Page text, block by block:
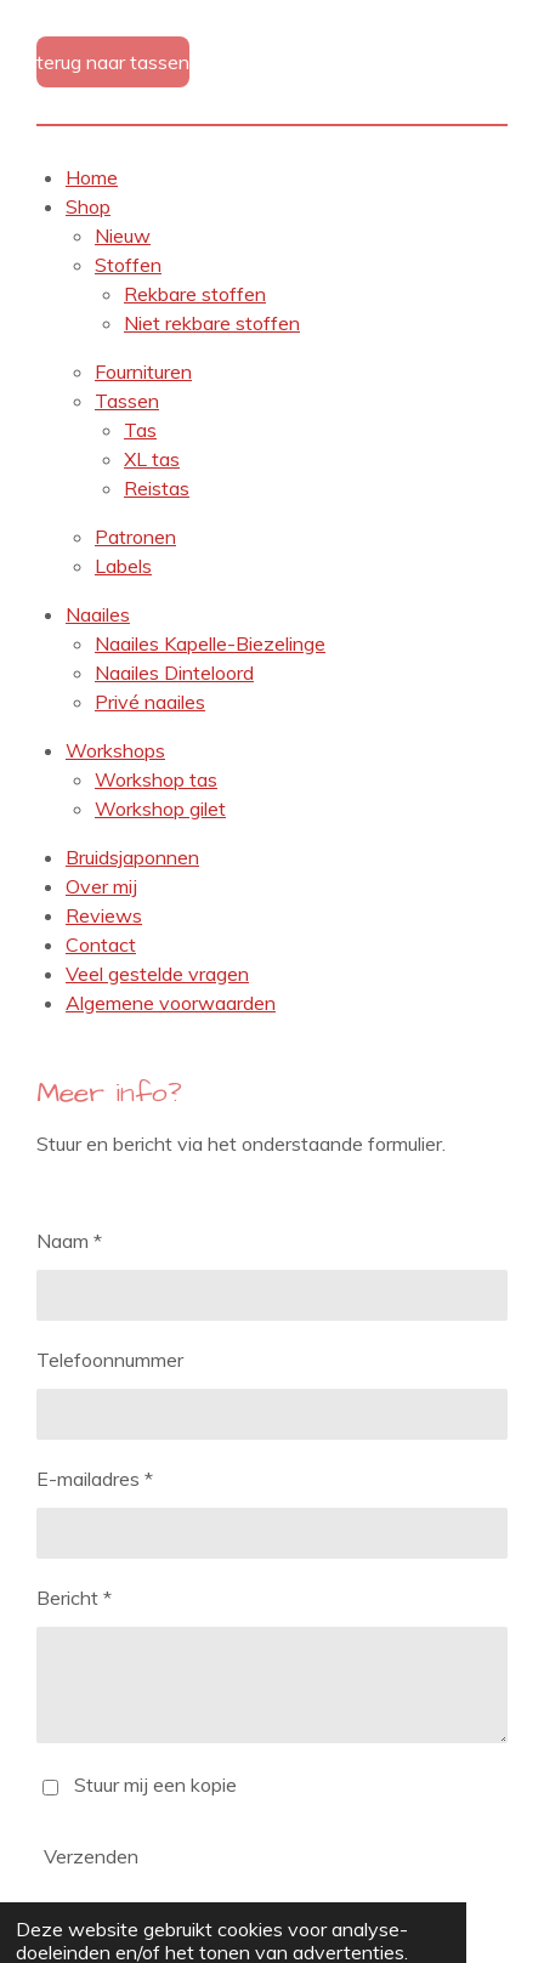
Deze website gebruikt cookies voor analyse-
doeleinden en/of het tonen van advertenties.
terug naar tassen
Home
Shop
Nieuw
Stoffen
Rekbare stoffen
Niet rekbare stoffen
Fournituren
Tassen
Tas
XL tas
Reistas
Patronen
Labels
Naailes
Naailes Kapelle-Biezelinge
Naailes Dinteloord
Privé naailes
Workshops
Workshop tas
Workshop gilet
Bruidsjaponnen
Over mij
Reviews
Contact
Veel gestelde vragen
Algemene voorwaarden
Meer info?
Stuur en bericht via het onderstaande formulier.
Naam *
Telefoonnummer
E-mailadres *
Bericht *
Stuur mij een kopie
Verzenden